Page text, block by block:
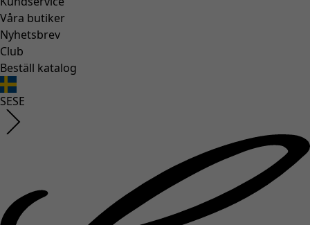
Våra butiker
Nyhetsbrev
Club
Beställ katalog
SESE